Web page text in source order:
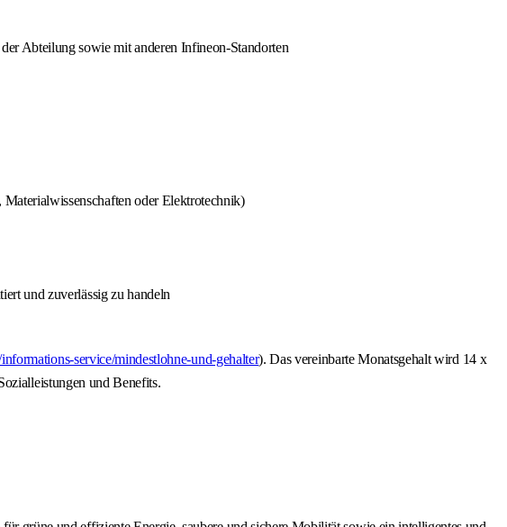
Abteilung sowie mit anderen Infineon-Standorten
oder Elektrotechnik)
und zuverlässig zu handeln
service/mindestlohne-und-gehalter). Das vereinbarte Monatsgehalt wird 14 x
und Benefits.